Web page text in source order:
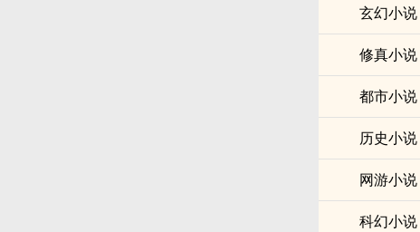
玄幻小说
修真小说
都市小说
历史小说
网游小说
科幻小说